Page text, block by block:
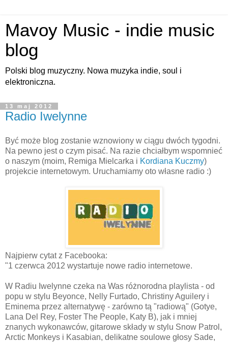
Mavoy Music - indie music
blog
Polski blog muzyczny. Nowa muzyka indie, soul i
elektroniczna.
13 maj 2012
Radio Iwelynne
Być może blog zostanie wznowiony w ciągu dwóch tygodni.
Na pewno jest o czym pisać. Na razie chciałbym wspomnieć
o naszym (moim, Remiga Mielcarka i Kordiana Kuczmy)
projekcie internetowym. Uruchamiamy oto własne radio :)
Najpierw cytat z Facebooka:
"1 czerwca 2012 wystartuje nowe radio internetowe.
W Radiu Iwelynne czeka na Was różnorodna playlista - od
popu w stylu Beyonce, Nelly Furtado, Christiny Aguilery i
Eminema przez alternatywę - zarówno tą "radiową" (Gotye,
Lana Del Rey, Foster The People, Katy B), jak i mniej
znanych wykonawców, gitarowe składy w stylu Snow Patrol,
Arctic Monkeys i Kasabian, delikatne soulowe głosy Sade,